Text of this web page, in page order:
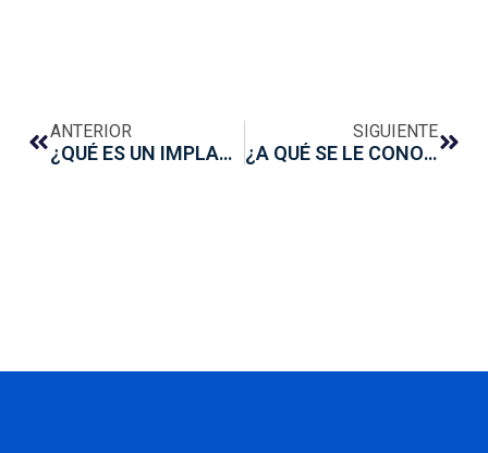
ANTERIOR
¿QUÉ ES UN IMPLANTE INMEDIATO?
SIGUIENTE
¿A QUÉ SE LE CONOCE COMO PERIODONTITIS AGRESIVA?